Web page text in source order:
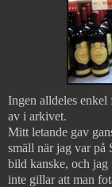
Ingen alldeles enkel
av i arkivet.
Mitt letande gav
smäll när jag var på
bild kanske, och jag
inte gillar att man